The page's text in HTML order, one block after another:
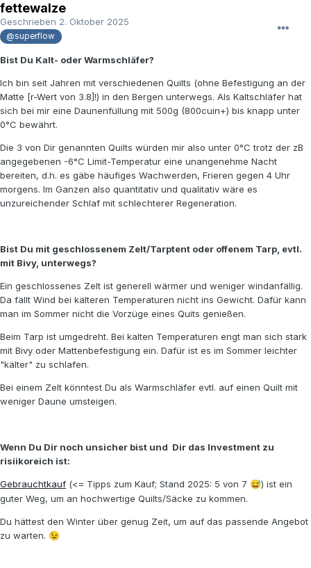
fettewalze
Geschrieben 2. Oktober 2025
@superflow
Bist Du Kalt- oder Warmschläfer?
Ich bin seit Jahren mit verschiedenen Quilts (ohne Befestigung an der
Matte [r-Wert von 3.8]!) in den Bergen unterwegs. Als Kaltschläfer hat
sich bei mir eine Daunenfüllung mit 500g (800cuin+) bis knapp unter
0°C bewährt.
Die 3 von Dir genannten Quilts würden mir also unter 0°C trotz der zB
angegebenen -6°C Limit-Temperatur eine unangenehme Nacht
bereiten, d.h. es gäbe häufiges Wachwerden, Frieren gegen 4 Uhr
morgens. Im Ganzen also quantitativ und qualitativ wäre es
unzureichender Schlaf mit schlechterer Regeneration.
Bist Du mit geschlossenem Zelt/Tarptent oder offenem Tarp, evtl.
mit Bivy, unterwegs?
Ein geschlossenes Zelt ist generell wärmer und weniger windanfällig.
Da fällt Wind bei kälteren Temperaturen nicht ins Gewicht. Dafür kann
man im Sommer nicht die Vorzüge eines Quits genießen.
Beim Tarp ist umgedreht. Bei kalten Temperaturen engt man sich stark
mit Bivy oder Mattenbefestigung ein. Dafür ist es im Sommer leichter
"kälter" zu schlafen.
Bei einem Zelt könntest Du als Warmschläfer evtl. auf einen Quilt mit
weniger Daune umsteigen.
Wenn Du Dir noch unsicher bist und Dir das Investment zu
risiikoreich ist:
Gebrauchtkauf (<= Tipps zum Kauf; Stand 2025: 5 von 7 😅) ist ein
guter Weg, um an hochwertige Quilts/Säcke zu kommen.
Du hättest den Winter über genug Zeit, um auf das passende Angebot
zu warten. 😉